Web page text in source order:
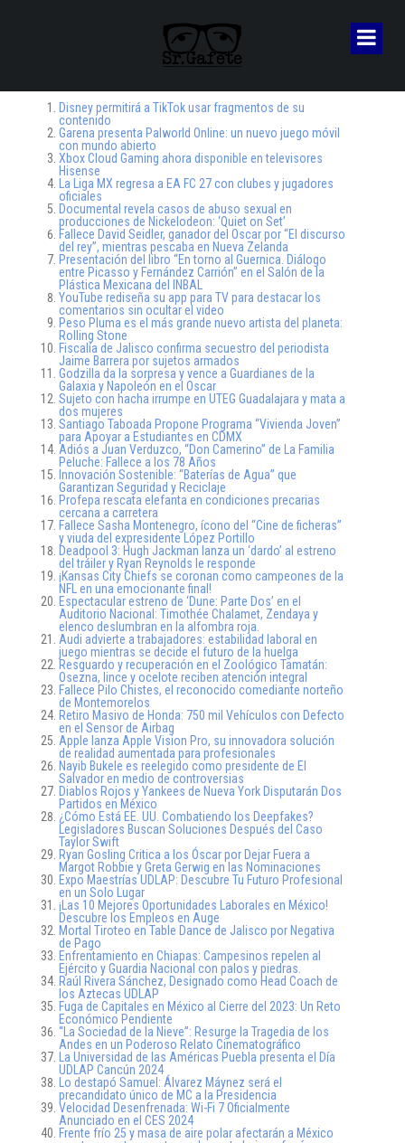
Disney permitirá a TikTok usar fragmentos de su
contenido
Garena presenta Palworld Online: un nuevo juego móvil
con mundo abierto
Xbox Cloud Gaming ahora disponible en televisores
Hisense
La Liga MX regresa a EA FC 27 con clubes y jugadores
oficiales
Documental revela casos de abuso sexual en
producciones de Nickelodeon: ‘Quiet on Set’
Fallece David Seidler, ganador del Oscar por “El discurso
del rey”, mientras pescaba en Nueva Zelanda
Presentación del libro “En torno al Guernica. Diálogo
entre Picasso y Fernández Carrión” en el Salón de la
Plástica Mexicana del INBAL
YouTube rediseña su app para TV para destacar los
comentarios sin ocultar el video
Peso Pluma es el más grande nuevo artista del planeta:
Rolling Stone
Fiscalía de Jalisco confirma secuestro del periodista
Jaime Barrera por sujetos armados
Godzilla da la sorpresa y vence a Guardianes de la
Galaxia y Napoleón en el Oscar
Sujeto con hacha irrumpe en UTEG Guadalajara y mata a
dos mujeres
Santiago Taboada Propone Programa “Vivienda Joven”
para Apoyar a Estudiantes en CDMX
Adiós a Juan Verduzco, “Don Camerino” de La Familia
Peluche: Fallece a los 78 Años
Innovación Sostenible: “Baterías de Agua” que
Garantizan Seguridad y Reciclaje
Profepa rescata elefanta en condiciones precarias
cercana a carretera
Fallece Sasha Montenegro, ícono del “Cine de ficheras”
y viuda del expresidente López Portillo
Deadpool 3: Hugh Jackman lanza un ‘dardo’ al estreno
del tráiler y Ryan Reynolds le responde
¡Kansas City Chiefs se coronan como campeones de la
NFL en una emocionante final!
Espectacular estreno de ‘Dune: Parte Dos’ en el
Auditorio Nacional: Timothée Chalamet, Zendaya y
elenco deslumbran en la alfombra roja.
Audi advierte a trabajadores: estabilidad laboral en
juego mientras se decide el futuro de la huelga
Resguardo y recuperación en el Zoológico Tamatán:
Osezna, lince y ocelote reciben atención integral
Fallece Pilo Chistes, el reconocido comediante norteño
de Montemorelos
Retiro Masivo de Honda: 750 mil Vehículos con Defecto
en el Sensor de Airbag
Apple lanza Apple Vision Pro, su innovadora solución
de realidad aumentada para profesionales
Nayib Bukele es reelegido como presidente de El
Salvador en medio de controversias
Diablos Rojos y Yankees de Nueva York Disputarán Dos
Partidos en México
¿Cómo Está EE. UU. Combatiendo los Deepfakes?
Legisladores Buscan Soluciones Después del Caso
Taylor Swift
Ryan Gosling Critica a los Óscar por Dejar Fuera a
Margot Robbie y Greta Gerwig en las Nominaciones
Expo Maestrías UDLAP: Descubre Tu Futuro Profesional
en un Solo Lugar
¡Las 10 Mejores Oportunidades Laborales en México!
Descubre los Empleos en Auge
Mortal Tiroteo en Table Dance de Jalisco por Negativa
de Pago
Enfrentamiento en Chiapas: Campesinos repelen al
Ejército y Guardia Nacional con palos y piedras.
Raúl Rivera Sánchez, Designado como Head Coach de
los Aztecas UDLAP
Fuga de Capitales en México al Cierre del 2023: Un Reto
Económico Pendiente
“La Sociedad de la Nieve”: Resurge la Tragedia de los
Andes en un Poderoso Relato Cinematográfico
La Universidad de las Américas Puebla presenta el Día
UDLAP Cancún 2024
Lo destapó Samuel: Álvarez Máynez será el
precandidato único de MC a la Presidencia
Velocidad Desenfrenada: Wi-Fi 7 Oficialmente
Anunciado en el CES 2024
Frente frío 25 y masa de aire polar afectarán a México